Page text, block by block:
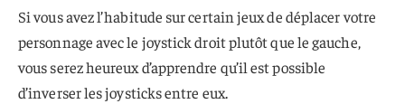
Si vous avez l’habitude sur certain jeux de déplacer votre
personnage avec le joystick droit plutôt que le gauche,
vous serez heureux d’apprendre qu’il est possible
d’inverser les joysticks entre eux.